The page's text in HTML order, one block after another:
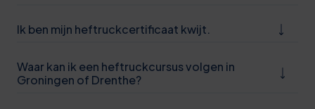
Ik ben mijn heftruckcertificaat kwijt.
Waar kan ik een heftruckcursus volgen in
Groningen of Drenthe?